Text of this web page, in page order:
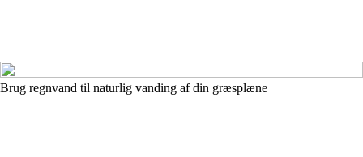
Brug regnvand til naturlig vanding af din græsplæne